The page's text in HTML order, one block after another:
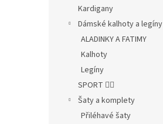
Kardigany
Dámské kalhoty a legíny
ALADINKY A FATIMY
Kalhoty
Legíny
SPORT 🤸‍♂️
Šaty a komplety
Přiléhavé šaty